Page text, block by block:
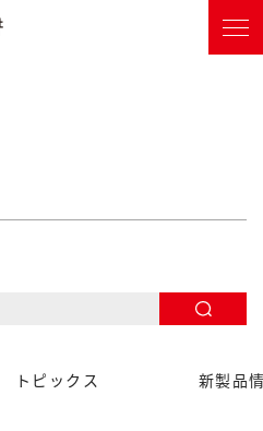
トピックス
新製品